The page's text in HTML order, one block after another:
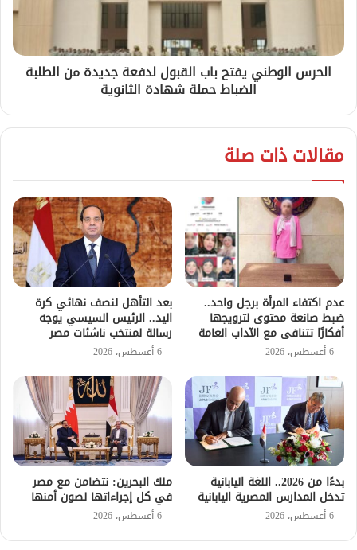
الحرس الوطني يفتح باب القبول لدفعة جديدة من الطلبة
الضباط حملة شهادة الثانوية
مقالات ذات صلة
عدم اكتفاء المرأة برجل واحد..
ضبط صانعة محتوى لترويجها
أفكارًا تتنافى مع الآداب العامة
6 أغسطس، 2026
بعد التأهل لنصف نهائي كرة
اليد.. الرئيس السيسي يوجه
رسالة لمنتخب ناشئات مصر
6 أغسطس، 2026
بدءًا من 2026.. اللغة اليابانية
تدخل المدارس المصرية اليابانية
6 أغسطس، 2026
ملك البحرين: نتضامن مع مصر
في كل إجراءاتها لصون أمنها
6 أغسطس، 2026